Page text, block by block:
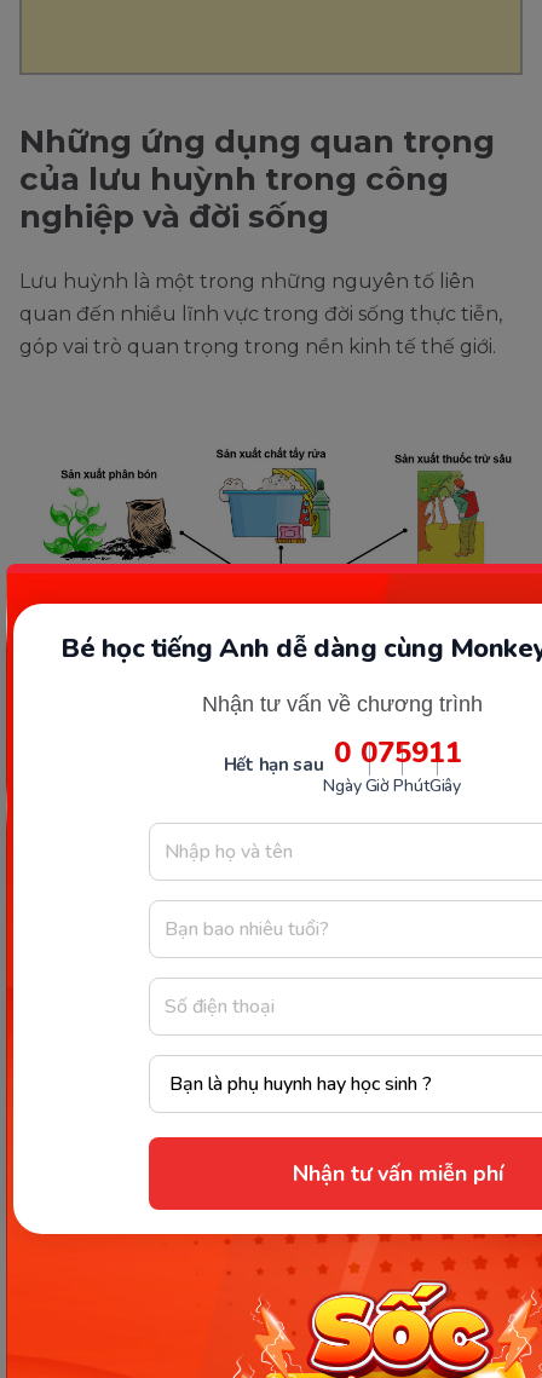
Bé học tiếng Anh dễ dàng cùng
Nhận tư vấn về chương trình
Hết hạn sau 0
Ngày
07
Giờ
59
Phút
10
Giây
Nhận tư vấn miễn phí
Những ứng dụng quan trọng
của lưu huỳnh trong công
nghiệp và đời sống
Lưu huỳnh là một trong những nguyên tố liên
quan đến nhiều lĩnh vực trong đời sống thực tiễn,
góp vai trò quan trọng trong nền kinh tế thế giới.
Ứng dụng của lưu huỳnh là gì? (Ảnh: Sưu tầm Internet)
Bột lưu huỳnh có tác dụng gì
trong công nghiệp
Trong công nghiệp, 90% lượng lưu huỳnh được
thông qua dẫn xuất chính là axít
sulfuric (H2SO4),đây được đánh giá là một trong
các nguyên tố quan trọng nhất được sử dụng như
Việc tiêu thụ acid sulfuric còn được coi là một trong
các chỉ số tốt nhất về sự phát triển công nghiệp của
một quốc gia. Lưu huỳnh được sản xuất ở Hoa Kỳ
hàng năm nhiều hơn bất kỳ hóa chất công nghiệp
nào khác.